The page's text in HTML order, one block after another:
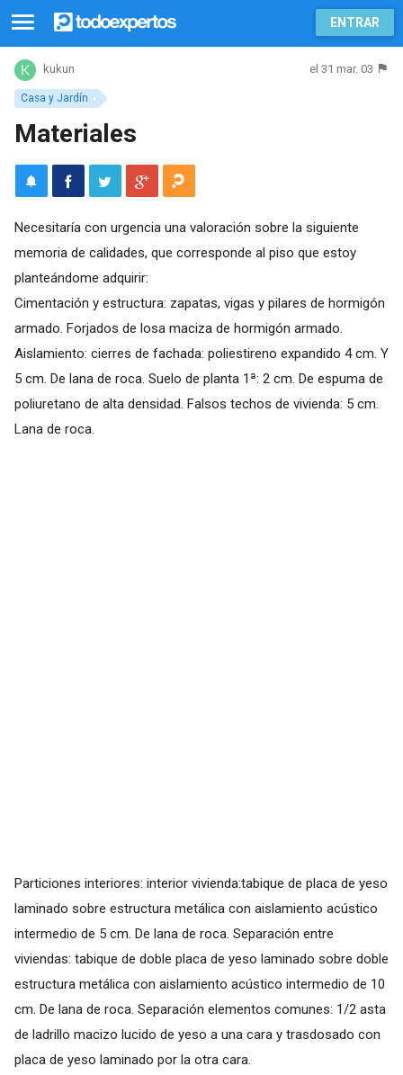
ENTRAR
Casa y Jardín
kukun el 31 mar. 03
Materiales
Necesitaría con urgencia una valoración sobre la siguiente
memoria de calidades, que corresponde al piso que estoy
planteándome adquirir:
Cimentación y estructura: zapatas, vigas y pilares de hormigón
armado. Forjados de losa maciza de hormigón armado.
Aislamiento: cierres de fachada: poliestireno expandido 4 cm. Y
5 cm. De lana de roca. Suelo de planta 1ª: 2 cm. De espuma de
poliuretano de alta densidad. Falsos techos de vivienda: 5 cm.
Lana de roca.
Particiones interiores: interior vivienda:tabique de placa de yeso
laminado sobre estructura metálica con aislamiento acústico
intermedio de 5 cm. De lana de roca. Separación entre
viviendas: tabique de doble placa de yeso laminado sobre doble
estructura metálica con aislamiento acústico intermedio de 10
cm. De lana de roca. Separación elementos comunes: 1/2 asta
de ladrillo macizo lucido de yeso a una cara y trasdosado con
placa de yeso laminado por la otra cara.